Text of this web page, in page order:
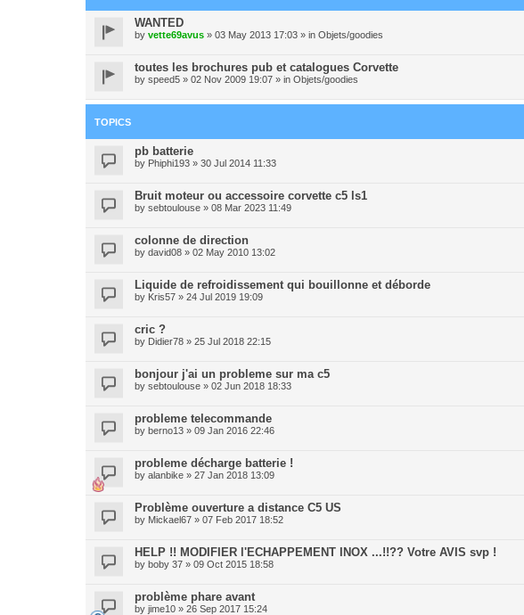
WANTED
by vette69avus » 03 May 2013 17:03 » in Objets/goodies
toutes les brochures pub et catalogues Corvette
by speed5 » 02 Nov 2009 19:07 » in Objets/goodies
TOPICS
pb batterie
by Phiphi193 » 30 Jul 2014 11:33
Bruit moteur ou accessoire corvette c5 ls1
by sebtoulouse » 08 Mar 2023 11:49
colonne de direction
by david08 » 02 May 2010 13:02
Liquide de refroidissement qui bouillonne et déborde
by Kris57 » 24 Jul 2019 19:09
cric ?
by Didier78 » 25 Jul 2018 22:15
bonjour j'ai un probleme sur ma c5
by sebtoulouse » 02 Jun 2018 18:33
probleme telecommande
by berno13 » 09 Jan 2016 22:46
probleme décharge batterie !
by alanbike » 27 Jan 2018 13:09
Problème ouverture a distance C5 US
by Mickael67 » 07 Feb 2017 18:52
HELP !! MODIFIER l'ECHAPPEMENT INOX ...!!?? Votre AVIS svp !
by boby 37 » 09 Oct 2015 18:58
problème phare avant
by jime10 » 26 Sep 2017 15:24